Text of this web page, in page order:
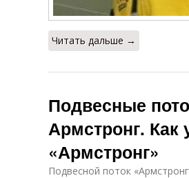
Читать дальше →
Подвесные
Армстронг. Как
«Армстронг»
Подвесной поток